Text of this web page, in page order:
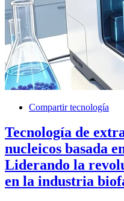
Compartir tecnología
Tecnología de
nucleicos basada
Liderando la
en la industria